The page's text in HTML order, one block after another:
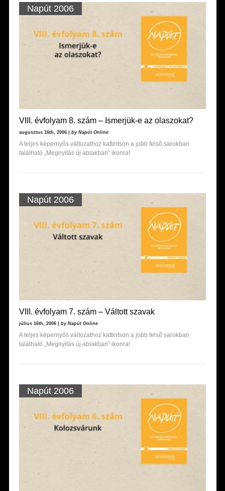
Napút 2006
VIII. évfolyam 8. szám – Ismerjük-e az olaszokat?
augusztus 16th, 2006 | by Napút Online
A teljes képernyős változathoz kattintson a jobb felső sarokban
található „Megnyitás új ablakban” ikonra!
Napút 2006
VIII. évfolyam 7. szám – Váltott szavak
július 16th, 2006 | by Napút Online
A teljes képernyős változathoz kattintson a jobb felső sarokban
található „Megnyitás új ablakban” ikonra!
Napút 2006